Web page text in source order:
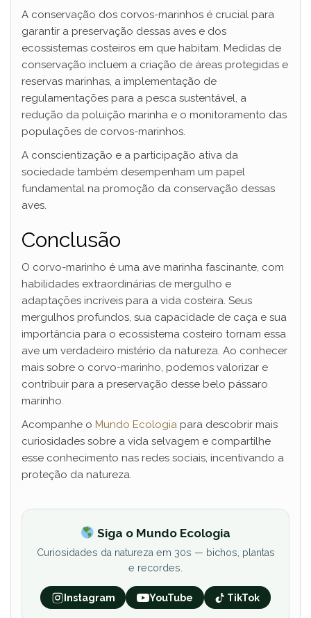
A conservação dos corvos-marinhos é crucial para
garantir a preservação dessas aves e dos
ecossistemas costeiros em que habitam. Medidas de
conservação incluem a criação de áreas protegidas e
reservas marinhas, a implementação de
regulamentações para a pesca sustentável, a
redução da poluição marinha e o monitoramento das
populações de corvos-marinhos.
A conscientização e a participação ativa da
sociedade também desempenham um papel
fundamental na promoção da conservação dessas
aves.
Conclusão
O corvo-marinho é uma ave marinha fascinante, com
habilidades extraordinárias de mergulho e
adaptações incríveis para a vida costeira. Seus
mergulhos profundos, sua capacidade de caça e sua
importância para o ecossistema costeiro tornam essa
ave um verdadeiro mistério da natureza. Ao conhecer
mais sobre o corvo-marinho, podemos valorizar e
contribuir para a preservação desse belo pássaro
marinho.
Acompanhe o Mundo Ecologia para descobrir mais
curiosidades sobre a vida selvagem e compartilhe
esse conhecimento nas redes sociais, incentivando a
proteção da natureza.
Siga o Mundo Ecologia
Curiosidades da natureza em 30s — bichos, plantas
e recordes.
Instagram YouTube TikTok